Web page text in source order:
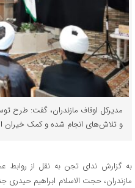
مدیرکل اوقاف مازندران، گفت: طرح
و تلاش‌های انجام شده و کمک خیران
به گزارش ندای تجن به نقل از روابط
مازندران، حجت الاسلام ابراهیم